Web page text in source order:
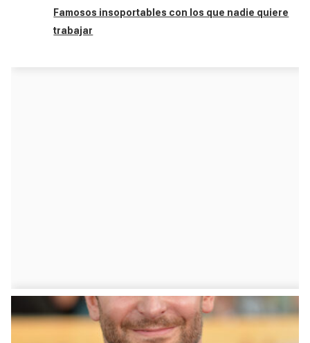
Famosos insoportables con los que nadie quiere
trabajar